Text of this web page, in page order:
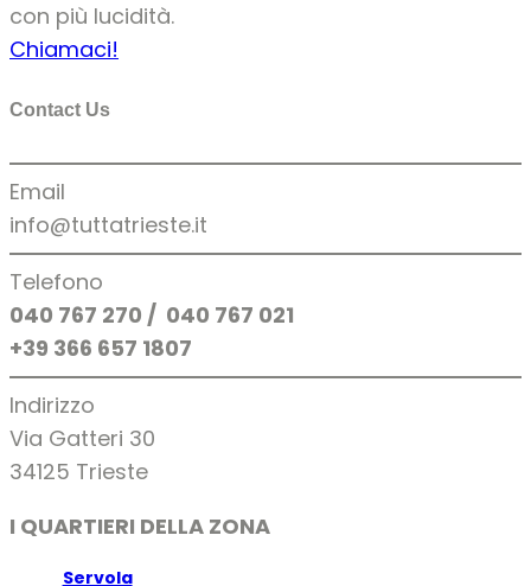
con più lucidità.
Chiamaci!
Contact Us
Email
info@tuttatrieste.it
Telefono
040 767 270 / 040 767 021
+39 366 657 1807
Indirizzo
Via Gatteri 30
34125 Trieste
I QUARTIERI DELLA ZONA
Servola